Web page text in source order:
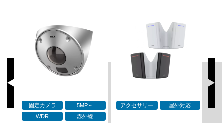
固定カメラ
5MP～
WDR
赤外線
アクセサリー 屋外対応
ア
ネ